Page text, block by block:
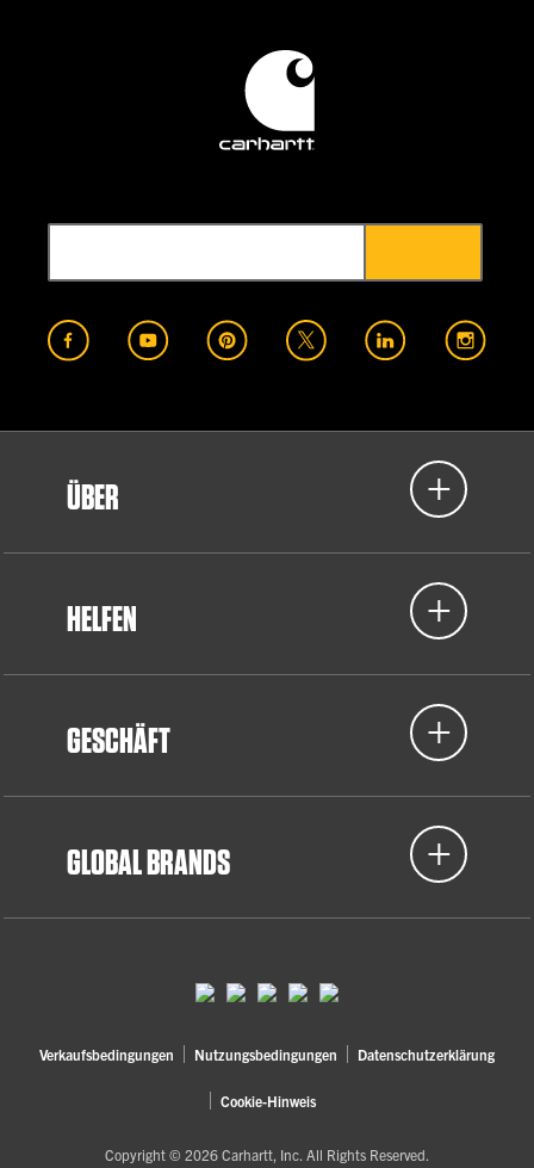
ÜBER
HELFEN
GESCHÄFT
GLOBAL BRANDS
Verkaufsbedingungen Nutzungsbedingungen Datenschutzerklärung
Cookie-Hinweis
Copyright © 2026 Carhartt, Inc. All Rights Reserved.